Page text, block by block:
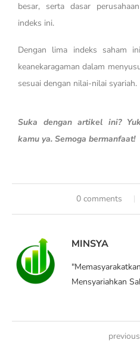
besar, serta dasar
indeks ini.
Dengan lima indeks saham
keanekaragaman dalam
sesuai dengan nilai-nilai syariah.
Suka dengan artikel ini?
kamu ya. Semoga bermanfaat!
0 comments
MINSYA
Mensyariahkan